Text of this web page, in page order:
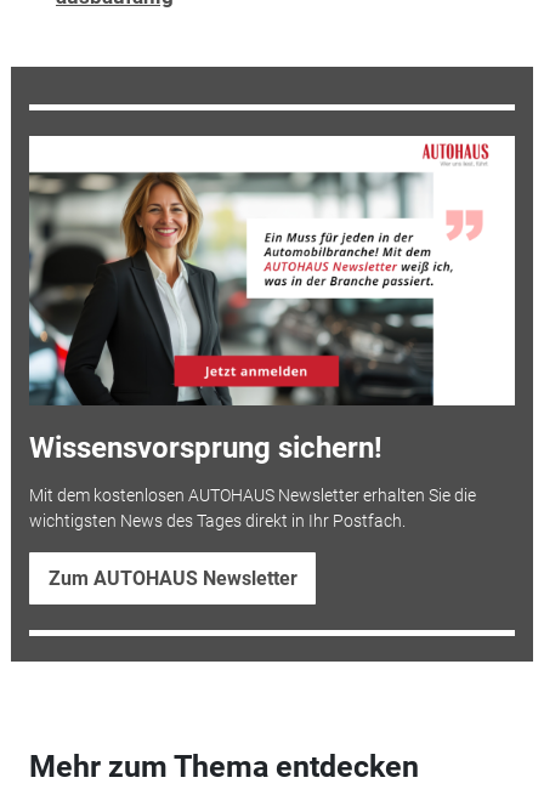
Wissensvorsprung sichern!
Mit dem kostenlosen AUTOHAUS Newsletter erhalten Sie die
wichtigsten News des Tages direkt in Ihr Postfach.
Zum AUTOHAUS Newsletter
Mehr zum Thema entdecken